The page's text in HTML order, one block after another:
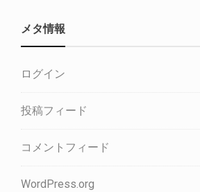
メタ情報
ログイン
投稿フィード
コメントフィード
WordPress.org